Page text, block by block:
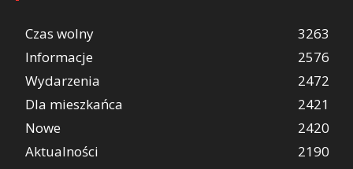
Czas wolny
3263
Informacje
2576
Wydarzenia
2472
Dla mieszkańca
2421
Nowe
2420
Aktualności
2190